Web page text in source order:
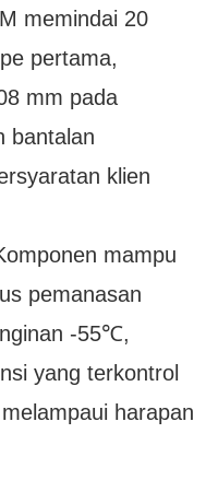
memindai 20
pertama,
mm pada
bantalan
klien
mampu
pemanasan
-55℃,
yang terkontrol
harapan